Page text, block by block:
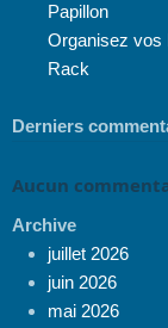
Papillon
Organisez vos
Rack
Derniers
Aucun
Archive
juillet 2026
juin 2026
mai 2026